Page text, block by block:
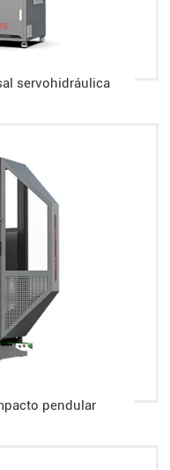
servohidráulica
pendular